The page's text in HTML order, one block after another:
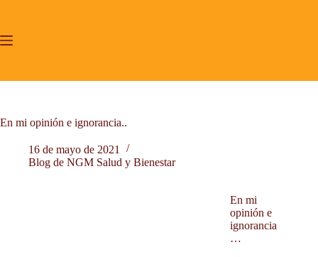
En mi opinión e ignorancia..
16 de mayo de 2021
Blog de NGM Salud y Bienestar
En mi
opinión e
ignorancia
…